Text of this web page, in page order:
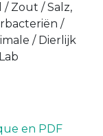
Zout / Salz,
/
/ Dierlijk
en PDF